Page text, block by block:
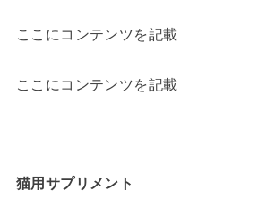
ここにコンテンツを記載
ここにコンテンツを記載
猫用サプリメント